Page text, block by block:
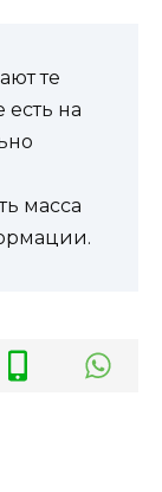
те
есть на
масса